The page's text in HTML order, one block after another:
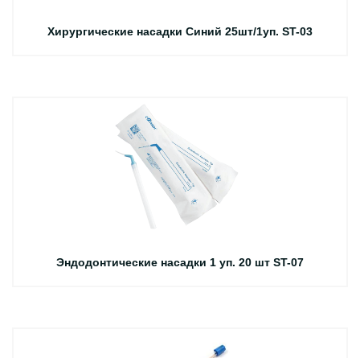
Хирургические насадки Синий 25шт/1уп. ST-03
Эндодонтические насадки 1 уп. 20 шт ST-07